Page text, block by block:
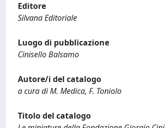
Editore
Silvana Editoriale
Luogo di pubblicazione
Cinisello Balsamo
Autore/i del catalogo
a cura di M. Medica, F. Toniolo
Titolo del catalogo